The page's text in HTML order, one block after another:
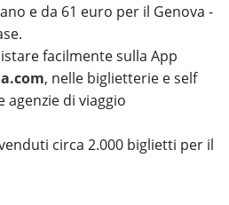
e da 61 euro per il Genova -
facilmente sulla App
, nelle biglietterie e self
agenzie di viaggio
circa 2.000 biglietti per il